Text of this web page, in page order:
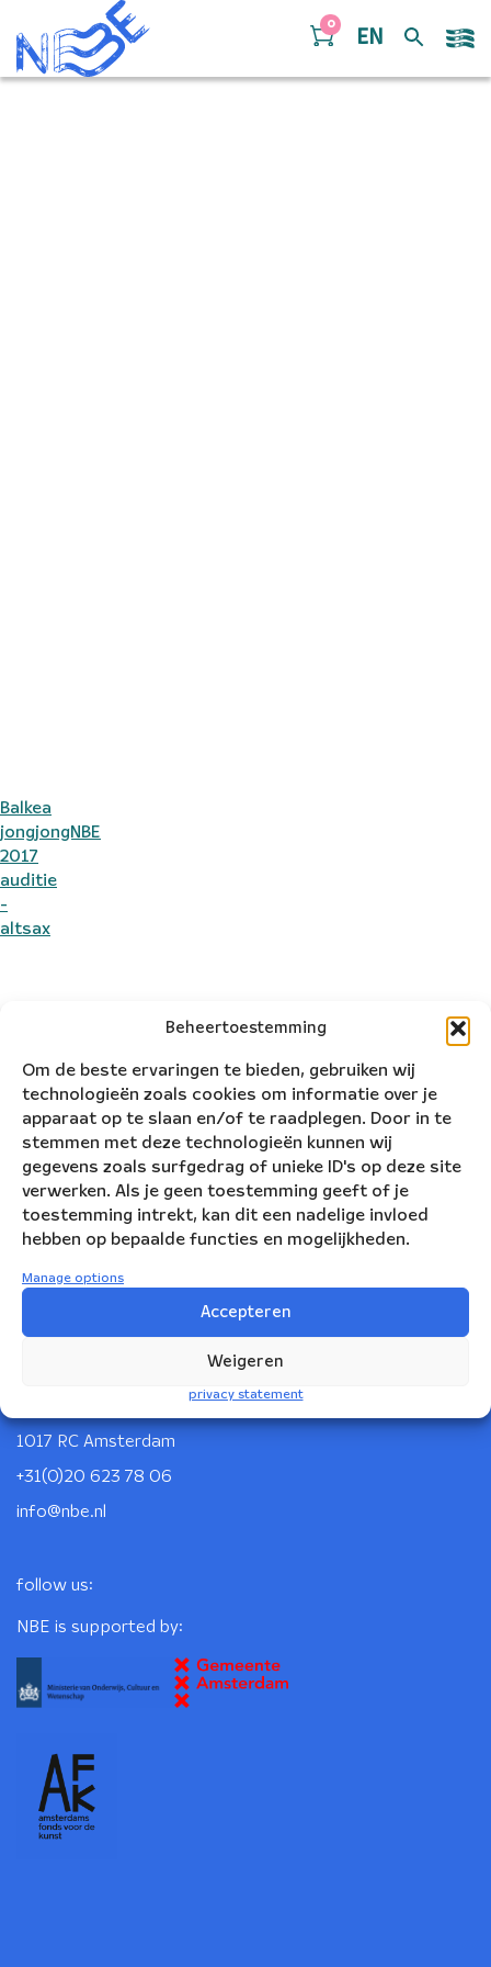
Beheertoestemming
Om de beste ervaringen te bieden, gebruiken wij
technologieën zoals cookies om informatie over je
apparaat op te slaan en/of te raadplegen. Door in te
stemmen met deze technologieën kunnen wij
gegevens zoals surfgedrag of unieke ID's op deze site
verwerken. Als je geen toestemming geeft of je
toestemming intrekt, kan dit een nadelige invloed
hebben op bepaalde functies en mogelijkheden.
Manage options
Accepteren
Weigeren
privacy statement
Doorgaan naar inhoud
0
EN
Balkea
jongjongNBE
2017
auditie
-
altsax
Nederlandse Blazers Ensemble
Korte Leidsedwarsstraat 12
1017 RC Amsterdam
+31(0)20 623 78 06
info@nbe.nl
follow us:
NBE is supported by: